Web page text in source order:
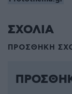
ΣΧΟΛΙΑ
ΠΡΟΣΘΗΚΗ